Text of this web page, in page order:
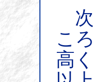
次
こ
高